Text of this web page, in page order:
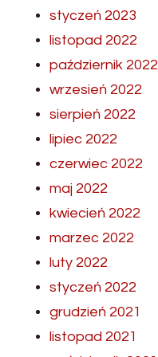
styczeń 2023
listopad 2022
październik 2022
wrzesień 2022
sierpień 2022
lipiec 2022
czerwiec 2022
maj 2022
kwiecień 2022
marzec 2022
luty 2022
styczeń 2022
grudzień 2021
listopad 2021